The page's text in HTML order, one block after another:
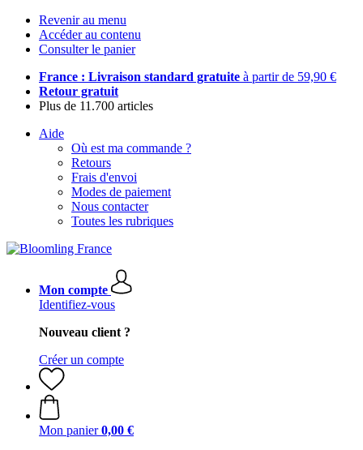
Revenir au menu
Accéder au contenu
Consulter le panier
France : Livraison standard gratuite à partir de 59,90 €
Retour gratuit
Plus de 11.700 articles
Aide
Où est ma commande ?
Retours
Frais d'envoi
Modes de paiement
Nous contacter
Toutes les rubriques
Mon compte
Identifiez-vous
Nouveau client ?
Créer un compte
Mon panier 0,00 €